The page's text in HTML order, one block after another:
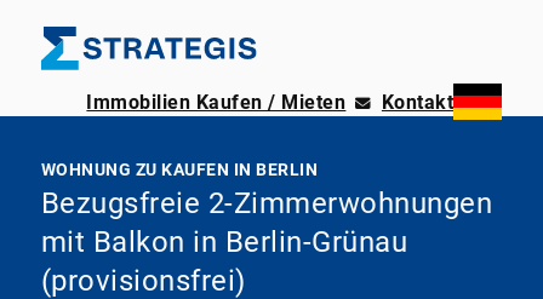
Immobilien Kaufen / Mieten Kontakt
WOHNUNG ZU KAUFEN IN BERLIN
Bezugsfreie 2-Zimmerwohnungen
mit Balkon in Berlin-Grünau
(provisionsfrei)